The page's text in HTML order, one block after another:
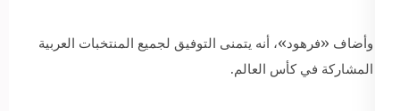
وأضاف «فرهود»، أنه يتمنى التوفيق لجميع المنتخبات العربية
المشاركة في كأس العالم.